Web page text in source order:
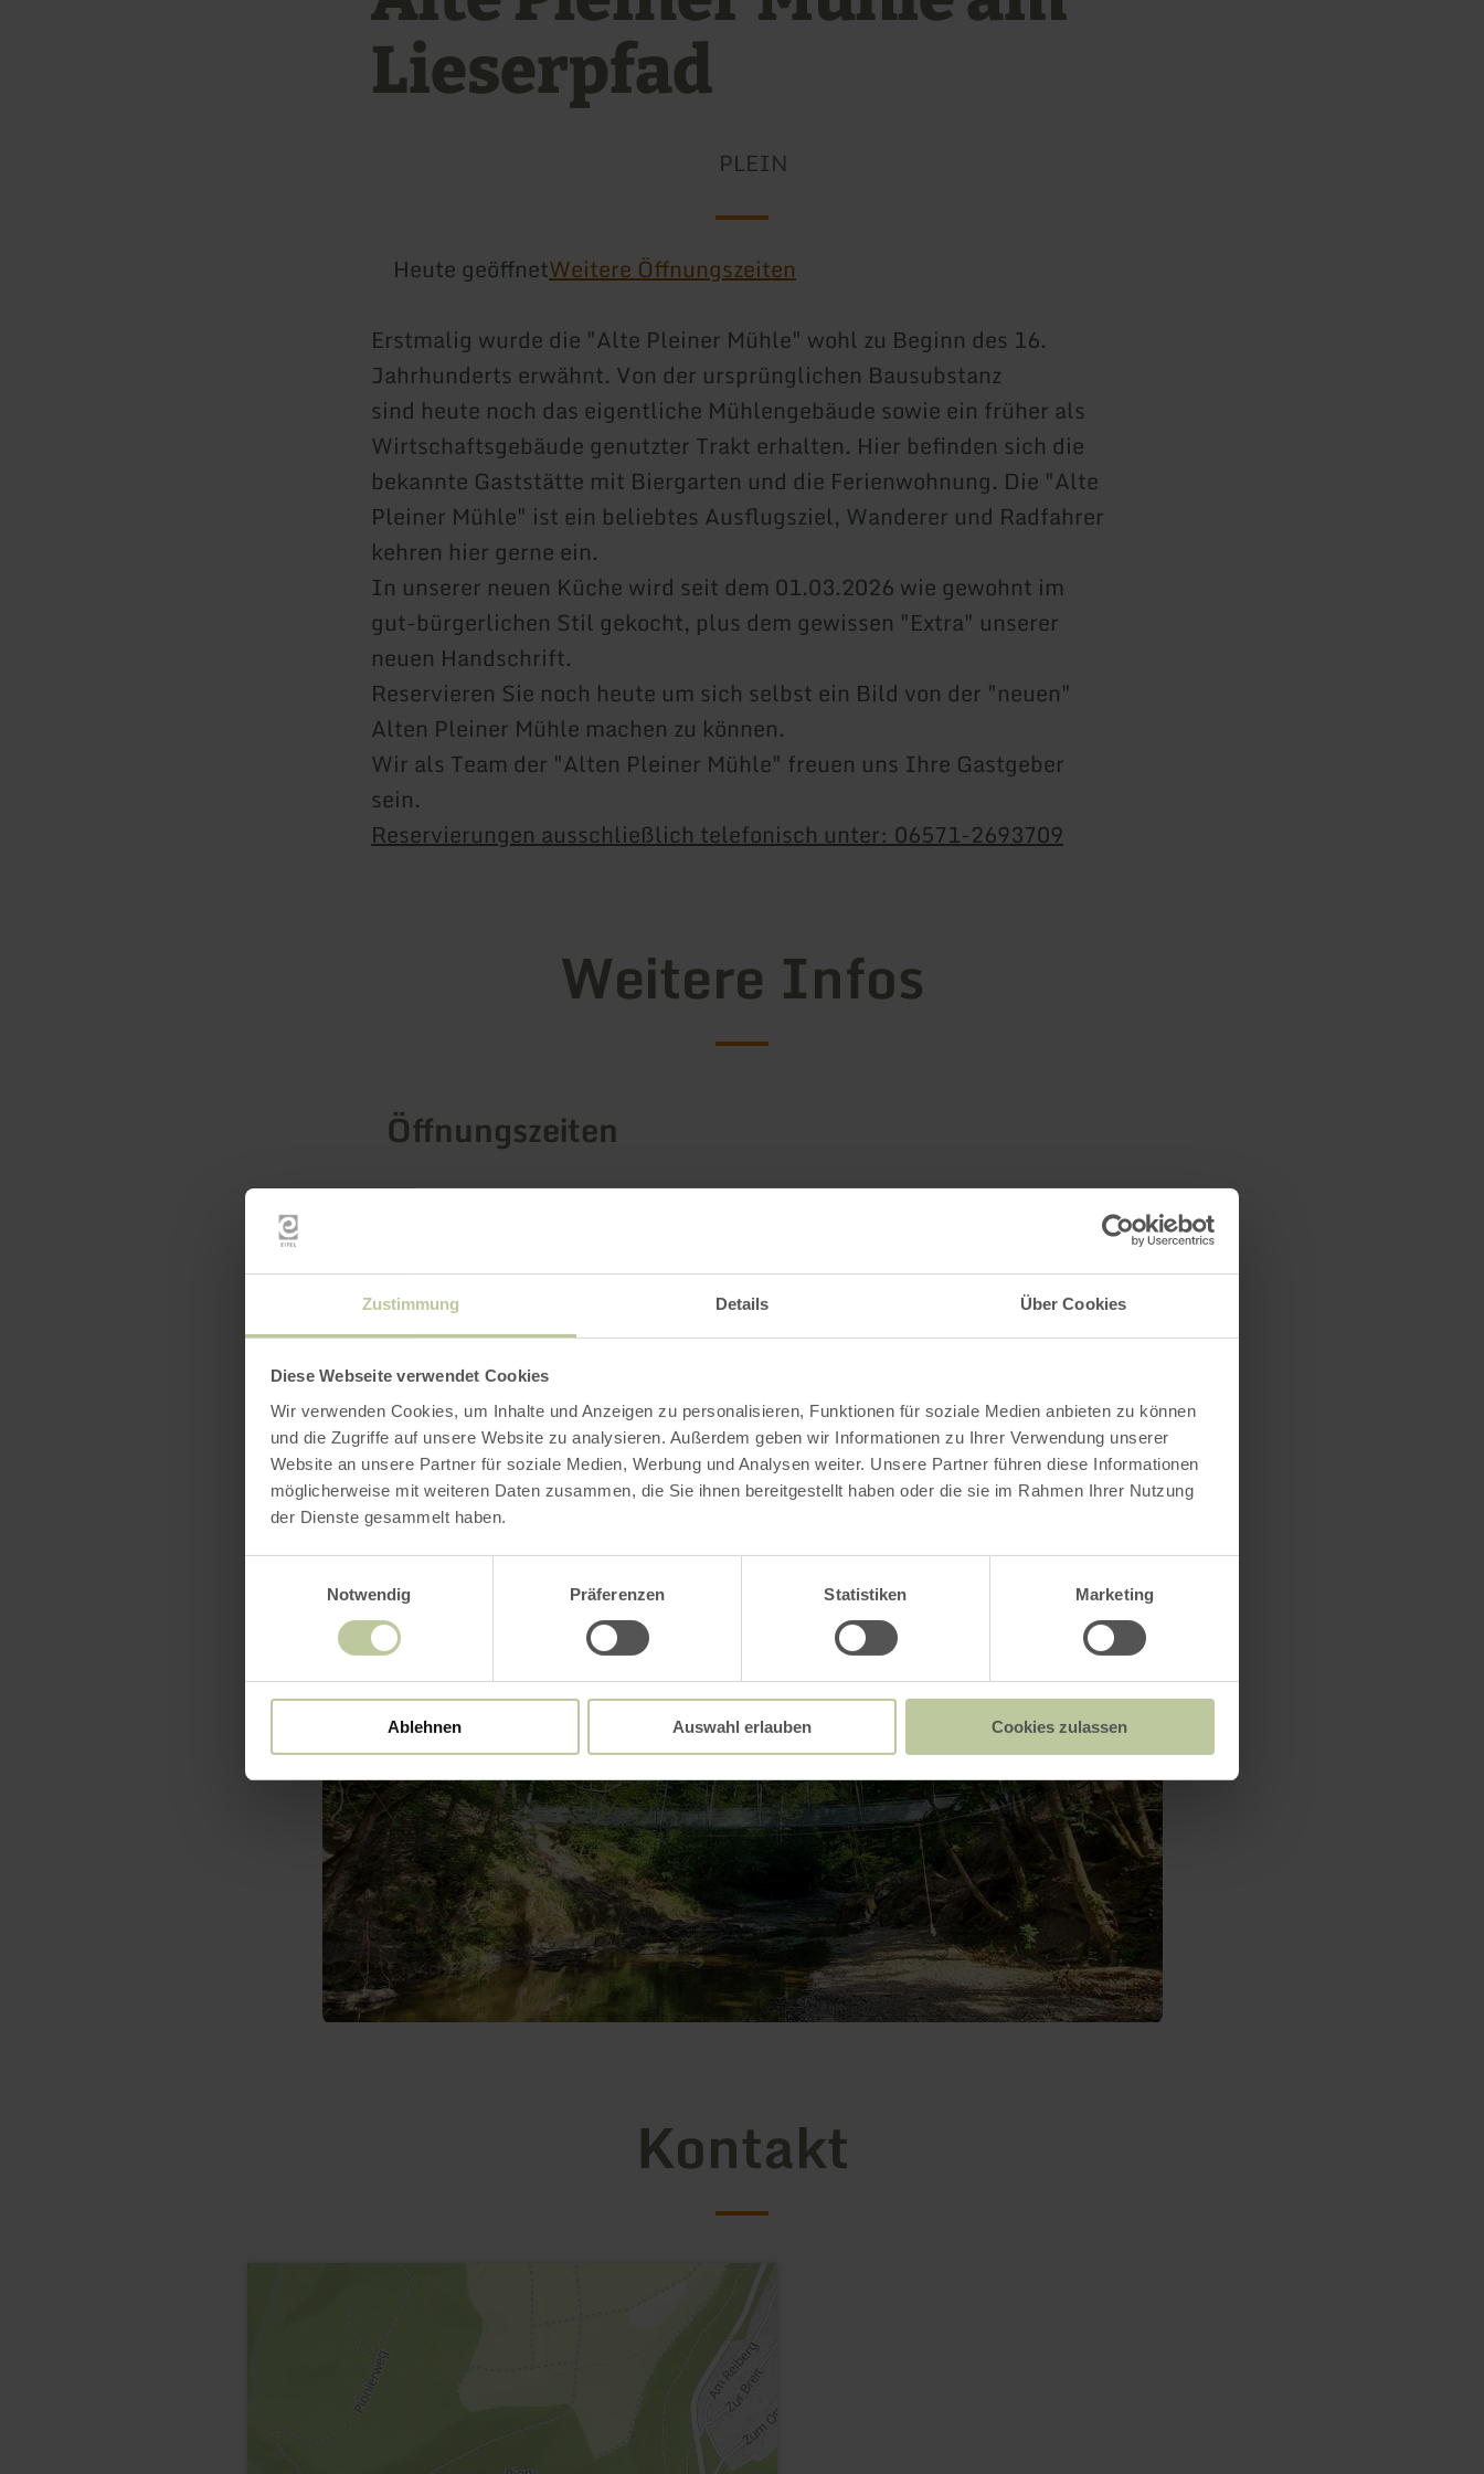
Zustimmung Details Über Cookies
Diese Webseite verwendet Cookies
Wir verwenden Cookies, um Inhalte und Anzeigen zu personalisieren, Funktionen für soziale Medien anbieten zu können
und die Zugriffe auf unsere Website zu analysieren. Außerdem geben wir Informationen zu Ihrer Verwendung unserer
Website an unsere Partner für soziale Medien, Werbung und Analysen weiter. Unsere Partner führen diese Informationen
möglicherweise mit weiteren Daten zusammen, die Sie ihnen bereitgestellt haben oder die sie im Rahmen Ihrer Nutzung
der Dienste gesammelt haben.
Notwendig
Präferenzen Statistiken Marketing
Ablehnen Auswahl erlauben Cookies zulassen
Lieserpfad
PLEIN
Heute geöffnetWeitere Öffnungszeiten
Erstmalig wurde die "Alte Pleiner Mühle" wohl zu Beginn des 16.
Jahrhunderts erwähnt. Von der ursprünglichen Bausubstanz
sind heute noch das eigentliche Mühlengebäude sowie ein früher als
Wirtschaftsgebäude genutzter Trakt erhalten. Hier befinden sich die
bekannte Gaststätte mit Biergarten und die Ferienwohnung. Die "Alte
Pleiner Mühle" ist ein beliebtes Ausflugsziel, Wanderer und Radfahrer
kehren hier gerne ein.
In unserer neuen Küche wird seit dem 01.03.2026 wie gewohnt im
gut-bürgerlichen Stil gekocht, plus dem gewissen "Extra" unserer
neuen Handschrift.
Reservieren Sie noch heute um sich selbst ein Bild von der "neuen"
Alten Pleiner Mühle machen zu können.
Wir als Team der "Alten Pleiner Mühle" freuen uns Ihre Gastgeber
sein.
Reservierungen ausschließlich telefonisch unter: 06571-2693709
Weitere Infos
Öffnungszeiten
Merkmale / Besonderheiten
Kategorien
Impressionen
Kontakt